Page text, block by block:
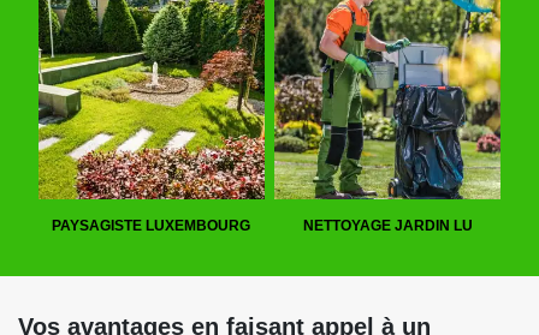
PAYSAGISTE LUXEMBOURG NETTOYAGE JARDIN LU
Vos avantages en faisant appel à un